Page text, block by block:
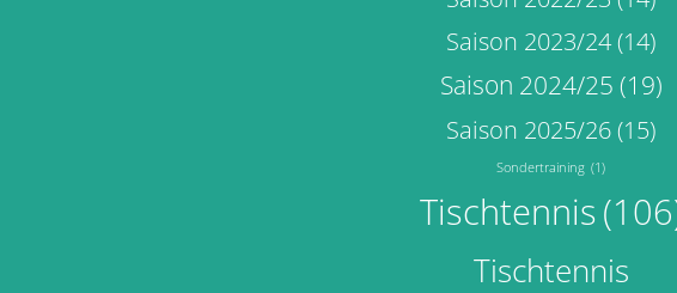
Saison 2023/24(14)
Saison 2024/25 (19)
Saison 2025/26(15)
Sondertraining (1)
Tischtennis
Tischtennis